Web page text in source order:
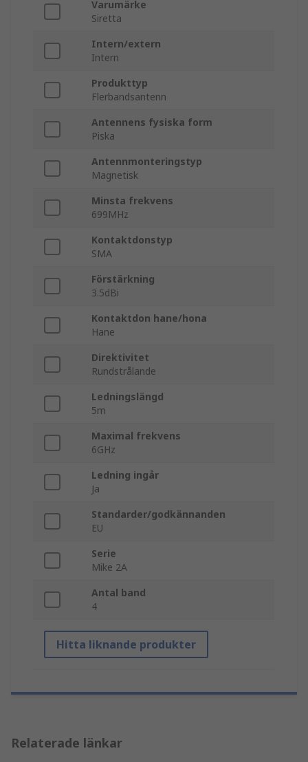
Varumärke
Siretta
Intern/extern
Intern
Produkttyp
Flerbandsantenn
Antennens fysiska form
Piska
Antennmonteringstyp
Magnetisk
Minsta frekvens
699MHz
Kontaktdonstyp
SMA
Förstärkning
3.5dBi
Kontaktdon hane/hona
Hane
Direktivitet
Rundstrålande
Ledningslängd
5m
Maximal frekvens
6GHz
Ledning ingår
Ja
Standarder/godkännanden
EU
Serie
Mike 2A
Antal band
4
Hitta liknande produkter
Relaterade länkar